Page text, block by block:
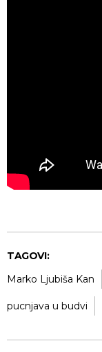
TAGOVI:
Marko Ljubiša Kan
pucnjava u budvi